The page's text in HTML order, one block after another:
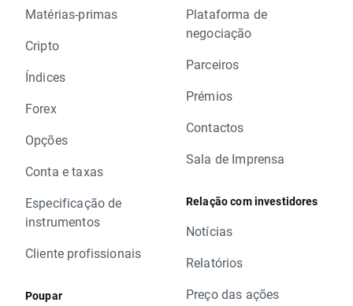
Matérias-primas
Cripto
Índices
Forex
Opções
Conta e taxas
Especificação de
instrumentos
Cliente profissionais
Poupar
Plataforma de
negociação
Parceiros
Prémios
Contactos
Sala de Imprensa
Relação com investidores
Notícias
Relatórios
Preço das ações